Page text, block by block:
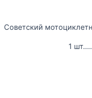
Советский
1